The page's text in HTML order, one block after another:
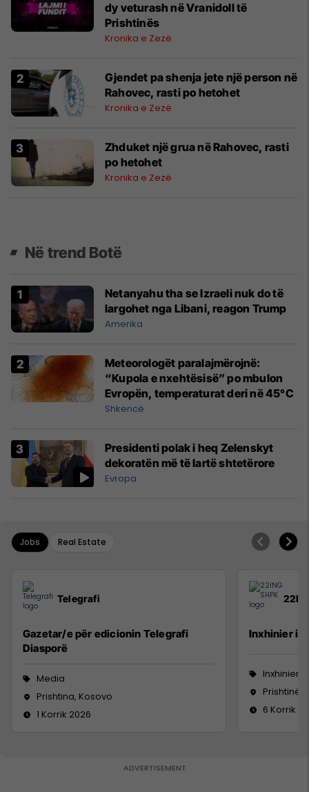
dy veturash në Vranidoll të
Prishtinës
Kronika e Zezë
Gjendet pa shenja jete një person në
Rahovec, rasti po hetohet
Kronika e Zezë
Zhduket një grua në Rahovec, rasti
po hetohet
Kronika e Zezë
Në trend Botë
Netanyahu tha se Izraeli nuk do të
largohet nga Libani, reagon Trump
Amerika
Meteorologët paralajmërojnë:
“Kupola e nxehtësisë” po mbulon
Evropën, temperaturat deri në 45°C
Shkencë
Presidenti polak i heq Zelenskyt
dekoratën më të lartë shtetërore
Evropa
Jobs Real Estate
Telegrafi
Gazetar/e për edicionin Telegrafi
Diasporë
Media
Prishtina, Kosovo
1 Korrik 2026
Inxhinier i
Inxhinieri
Prishtinë
6 Korrik